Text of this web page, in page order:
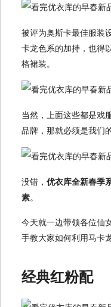
被评为奥斯卡最佳服装
卡龙色系的加持，也得
格裙装。
当然，上面这些都是戏
品牌，那就必须是我们
没错， 优衣库全新春季
素。
今天就一边带领各位仙
手教大家如何利用马卡
经典红粉配